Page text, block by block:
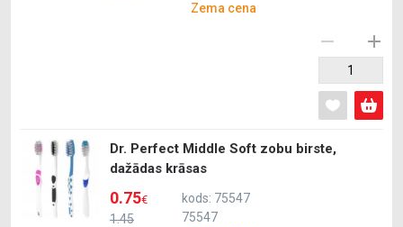
Zema cena
Dr. Perfect Middle Soft zobu birste,
dažādas krāsas
1.45
0.75€
kods: 75547
75547